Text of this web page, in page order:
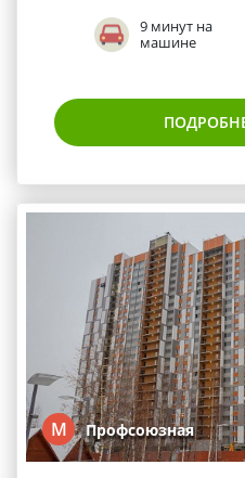
9 минут на
машине
М Профсоюзная